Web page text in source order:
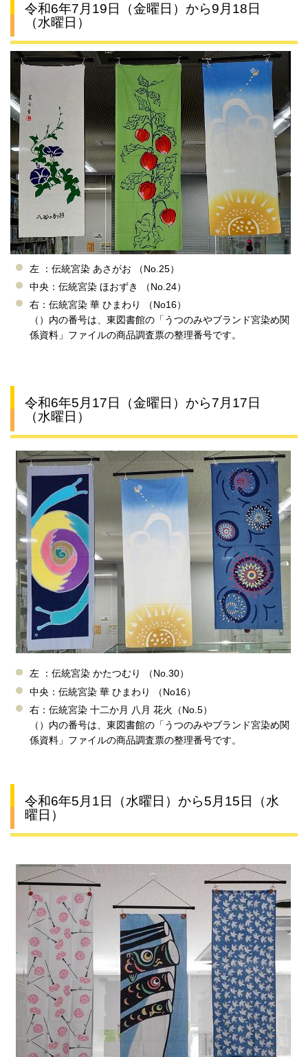
令和6年7月19日（金曜日）から9月18日
（水曜日）
左 ：伝統宮染 あさがお （No.25）
中央：伝統宮染 ほおずき （No.24）
右：伝統宮染 華 ひまわり （No16）
（）内の番号は、東図書館の「うつのみやブランド宮染め関
係資料」ファイルの商品調査票の整理番号です。
令和6年5月17日（金曜日）から7月17日
（水曜日）
左 ：伝統宮染 かたつむり （No.30）
中央：伝統宮染 華 ひまわり （No16）
右：伝統宮染 十二か月 八月 花火（No.5）
（）内の番号は、東図書館の「うつのみやブランド宮染め関
係資料」ファイルの商品調査票の整理番号です。
令和6年5月1日（水曜日）から5月15日（水
曜日）